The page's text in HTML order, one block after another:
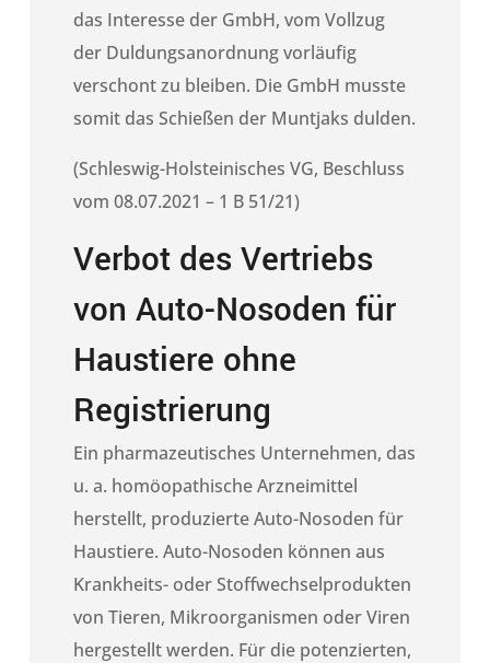
das Interesse der GmbH, vom Vollzug
der Duldungsanordnung vorläufig
verschont zu bleiben. Die GmbH musste
somit das Schießen der Muntjaks dulden.
(Schleswig-Holsteinisches VG, Beschluss
vom 08.07.2021 – 1 B 51/21)
Verbot des Vertriebs
von Auto-Nosoden für
Haustiere ohne
Registrierung
Ein pharmazeutisches Unternehmen, das
u. a. homöopathische Arzneimittel
herstellt, produzierte Auto-Nosoden für
Haustiere. Auto-Nosoden können aus
Krankheits- oder Stoffwechselprodukten
von Tieren, Mikroorganismen oder Viren
hergestellt werden. Für die potenzierten,